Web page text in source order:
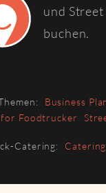
und
buchen.
Business
for Foodtrucker
Catering: